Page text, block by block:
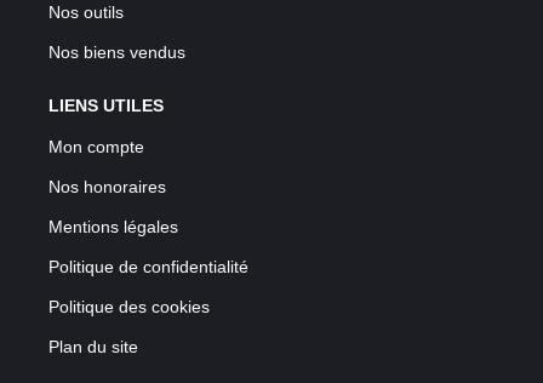
Nos outils
Nos biens vendus
LIENS UTILES
Mon compte
Nos honoraires
Mentions légales
Politique de confidentialité
Politique des cookies
Plan du site